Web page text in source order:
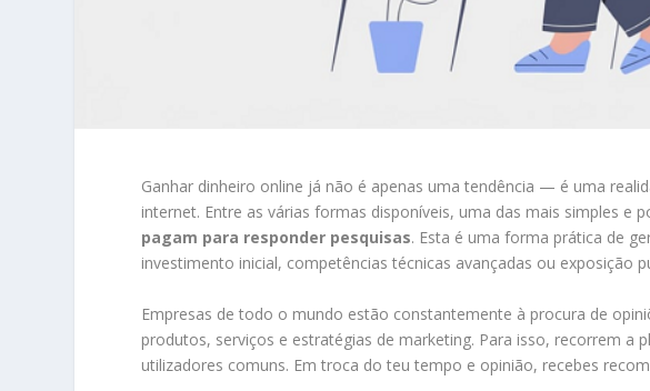
Ganhar dinheiro online já não é apenas uma tendência — é uma
internet. Entre as várias formas disponíveis, uma das mais simples e
pagam para responder pesquisas. Esta é uma forma prática de
investimento inicial, competências técnicas avançadas ou exposição
Empresas de todo o mundo estão constantemente à procura de
produtos, serviços e estratégias de marketing. Para isso, recorrem a
utilizadores comuns. Em troca do teu tempo e opinião, recebes